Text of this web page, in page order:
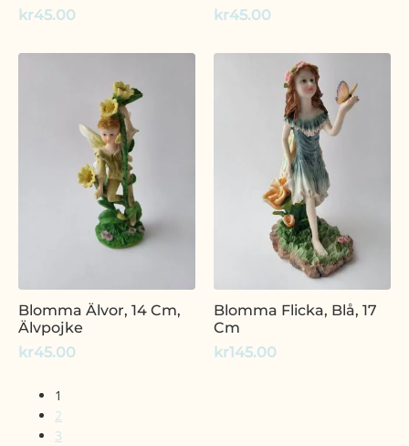
kr45.00
kr45.00
Blomma Älvor, 14 Cm,
Älvpojke
kr45.00
Blomma Flicka, Blå, 17
Cm
kr145.00
1
2
3